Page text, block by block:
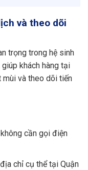
và theo dõi
trọng trong hệ sinh
khách hàng tại
và theo dõi tiến
cần gọi điện
chỉ cụ thể tại Quận